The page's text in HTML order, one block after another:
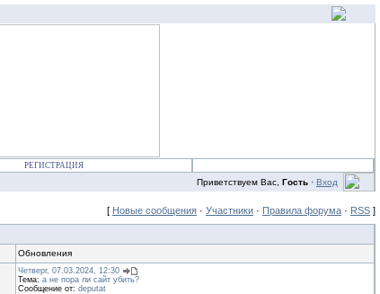
РЕГИСТРАЦИЯ
Приветствуем Вас, Гость · Вход
[ Новые сообщения · Участники · Правила форума · RSS ]
Обновления
Четверг, 07.03.2024, 12:30
Тема: а не пора ли сайт убить?
Сообщение от: deputat